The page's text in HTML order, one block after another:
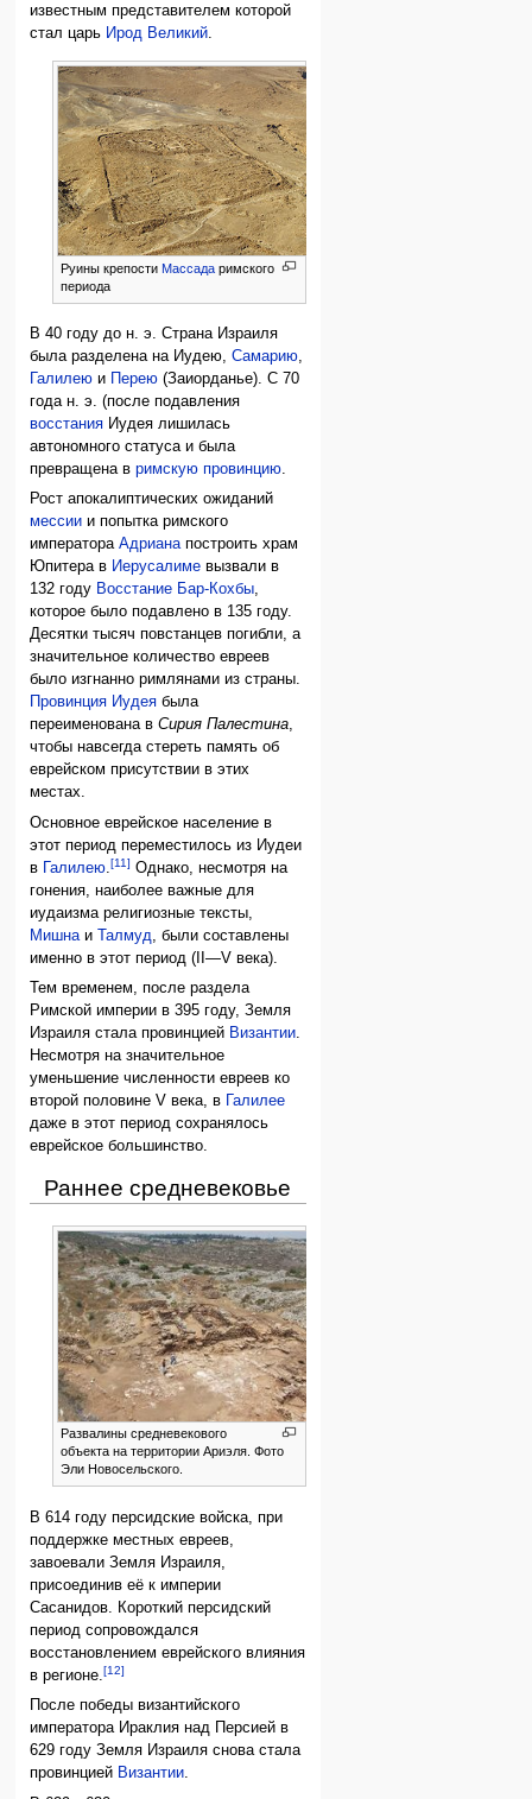
известным представителем которой
стал царь Ирод Великий.
Руины крепости Массадаримского
периода
В 40 году до н. э. Страна Израиля
была разделена на Иудею,Самарию,
Галилею и Перею (Заиорданье). С 70
года н. э. (после подавления
восстания Иудея лишилась
автономного статуса и была
превращена вримскую провинцию.
Рост апокалиптических ожиданий
мессии и попытка римского
императораАдрианапостроить храм
Юпитера в Иерусалиме вызвали в
132 году Восстание Бар-Кохбы,
которое было подавлено в 135 году.
Десятки тысяч повстанцев погибли, а
значительное количество евреев
было изгнанно римлянами из страны.
Провинция Иудея была
переименована вСирия Палестина,
чтобы навсегда стереть память об
еврейском присутствии в этих
местах.
Основное еврейское население в
этот период переместилось из Иудеи
в
Галилею.[11] Однако, несмотря на
гонения, наиболее важные для
иудаизма религиозные тексты,
Мишнаи Талмуд, были составлены
именно в этот период (II—V века).
Тем временем, после раздела
Римской империи в 395 году, Земля
Израиля стала провинцией Византии.
Несмотря на значительное
уменьшение численности евреев ко
второй половине V века, в
Галилее
даже в этот период сохранялось
еврейское большинство.
Раннее средневековье
Развалины средневекового
объекта на территории Ариэля. Фото
Эли Новосельского.
В 614 году персидские войска, при
поддержке местных евреев,
завоевали Земля Израиля,
присоединив её к империи
Сасанидов. Короткий персидский
период сопровождался
восстановлением еврейского влияния
в регионе.[12]
После победы византийского
императора Ираклия над Персией в
629 году Земля Израиля снова стала
провинцией Византии.